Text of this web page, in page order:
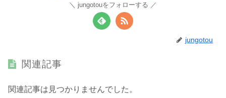
jungotouをフォローする
jungotou
関連記事
関連記事は見つかりませんでした。